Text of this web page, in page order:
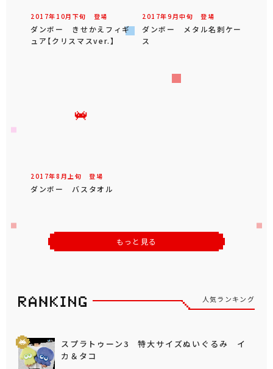
2017年 10月 下旬 登場
ダンボー きせかえフィギ
ュア【クリスマスver.】
2017年9 月中旬 登場
ダンボー メタル名刺ケー
ス
2017年8 月 上旬 登場
ダンボー バスタオル
もっと見る
人気ランキング
スプラトゥーン3 特大サイズぬいぐるみ イ
カ＆タコ